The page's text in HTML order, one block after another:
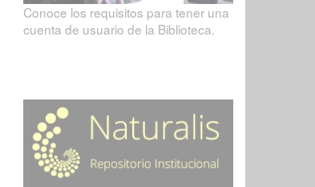
Conoce los requisitos para tener una
cuenta de usuario de la Biblioteca.